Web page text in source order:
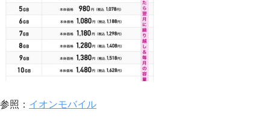
参照： イオンモバイル